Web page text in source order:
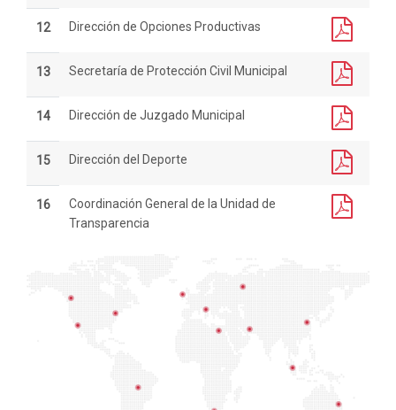
12 Dirección de Opciones Productivas
13 Secretaría de Protección Civil Municipal
14 Dirección de Juzgado Municipal
15 Dirección del Deporte
16
Coordinación General de la Unidad de
Transparencia